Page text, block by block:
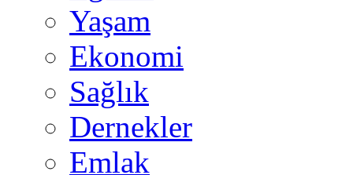
Yaşam
Ekonomi
Sağlık
Dernekler
Emlak